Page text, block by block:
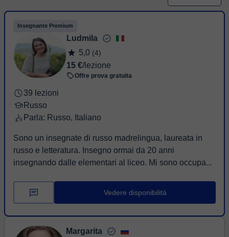
Insegnante Premium
Ludmila
5,0 (4)
15 €/lezione
Offre prova gratuita
39 lezioni
Russo
Parla: Russo, Italiano
Sono un insegnate di russo madrelingua, laureata in
russo e letteratura. Insegno ormai da 20 anni
insegnando dalle elementari al liceo. Mi sono occupa...
Vedere disponibilità
Margarita